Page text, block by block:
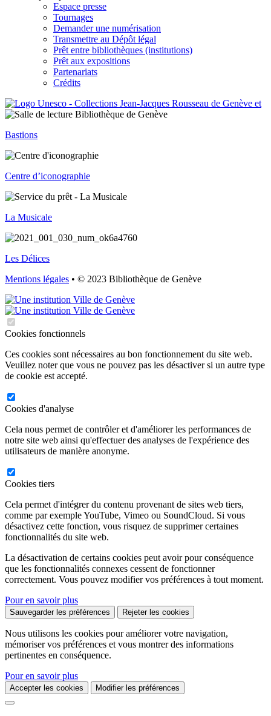
Espace presse
Tournages
Demander une numérisation
Transmettre au Dépôt légal
Prêt entre bibliothèques (institutions)
Prêt aux expositions
Partenariats
Crédits
Bastions
Centre d’iconographie
La Musicale
Les Délices
Mentions légales • © 2023 Bibliothèque de Genève
Cookies fonctionnels
Ces cookies sont nécessaires au bon fonctionnement du site web.
Veuillez noter que vous ne pouvez pas les désactiver si un autre type
de cookie est accepté.
Cookies d'analyse
Cela nous permet de contrôler et d'améliorer les performances de
notre site web ainsi qu'effectuer des analyses de l'expérience des
utilisateurs de manière anonyme.
Cookies tiers
Cela permet d'intégrer du contenu provenant de sites web tiers,
comme par exemple YouTube, Vimeo ou SoundCloud. Si vous
désactivez cette fonction, vous risquez de supprimer certaines
fonctionnalités du site web.
La désactivation de certains cookies peut avoir pour conséquence
que les fonctionnalités connexes cessent de fonctionner
correctement. Vous pouvez modifier vos préférences à tout moment.
Pour en savoir plus
Sauvegarder les préférences Rejeter les cookies
Nous utilisons les cookies pour améliorer votre navigation,
mémoriser vos préférences et vous montrer des informations
pertinentes en conséquence.
Pour en savoir plus
Accepter les cookies Modifier les préférences